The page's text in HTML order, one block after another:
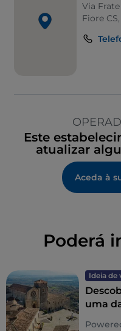
Via
Fiore
Este
atualizar
Aceda à
Poderá
Ideia de
uma
belas